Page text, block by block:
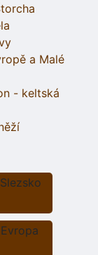
a Malé
- keltská